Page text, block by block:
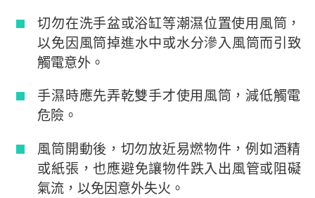
切勿在洗手盆或浴缸等潮濕位置使用風筒，
以免因風筒掉進水中或水分滲入風筒而引致
觸電意外。
手濕時應先弄乾雙手才使用風筒，減低觸電
危險。
風筒開動後，切勿放近易燃物件，例如酒精
或紙張，也應避免讓物件跌入出風管或阻礙
氣流，以免因意外失火。